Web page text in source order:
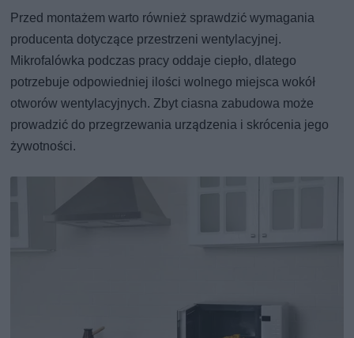
Przed montażem warto również sprawdzić wymagania
producenta dotyczące przestrzeni wentylacyjnej.
Mikrofalówka podczas pracy oddaje ciepło, dlatego
potrzebuje odpowiedniej ilości wolnego miejsca wokół
otworów wentylacyjnych. Zbyt ciasna zabudowa może
prowadzić do przegrzewania urządzenia i skrócenia jego
żywotności.